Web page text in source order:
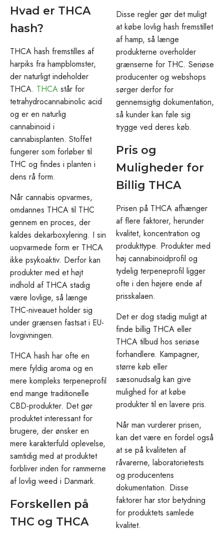
Hvad er THCA
hash?
THCA hash fremstilles af
harpiks fra hampblomster,
der naturligt indeholder
THCA. THCA står for
tetrahydrocannabinolic acid
og er en naturlig
cannabinoid i
cannabisplanten. Stoffet
fungerer som forløber til
THC og findes i planten i
dens rå form.
Når cannabis opvarmes,
omdannes THCA til THC
gennem en proces, der
kaldes dekarboxylering. I sin
uopvarmede form er THCA
ikke psykoaktiv. Derfor kan
produkter med et højt
indhold af THCA stadig
være lovlige, så længe
THC-niveauet holder sig
under grænsen fastsat i EU-
lovgivningen.
THCA hash har ofte en
mere fyldig aroma og en
mere kompleks terpeneprofil
end mange traditionelle
CBD-produkter. Det gør
produktet interessant for
brugere, der ønsker en
mere karakterfuld oplevelse,
samtidig med at produktet
forbliver inden for rammerne
af lovlig weed i Danmark.
Forskellen på
THC og THCA
Disse regler gør det muligt
at købe lovlig hash fremstillet
af hamp, så længe
produkterne overholder
grænserne for THC. Seriøse
producenter og webshops
sørger derfor for
gennemsigtig dokumentation,
så kunder kan føle sig
trygge ved deres køb.
Pris og
Muligheder for
Billig THCA
Prisen på THCA afhænger
af flere faktorer, herunder
kvalitet, koncentration og
produkttype. Produkter med
høj cannabinoidprofil og
tydelig terpeneprofil ligger
ofte i den højere ende af
prisskalaen.
Det er dog stadig muligt at
finde billig THCA eller
THCA tilbud hos seriøse
forhandlere. Kampagner,
større køb eller
sæsonudsalg kan give
mulighed for at købe
produkter til en lavere pris.
Når man vurderer prisen,
kan det være en fordel også
at se på kvaliteten af
råvarerne, laboratorietests
og producentens
dokumentation. Disse
faktorer har stor betydning
for produktets samlede
kvalitet.